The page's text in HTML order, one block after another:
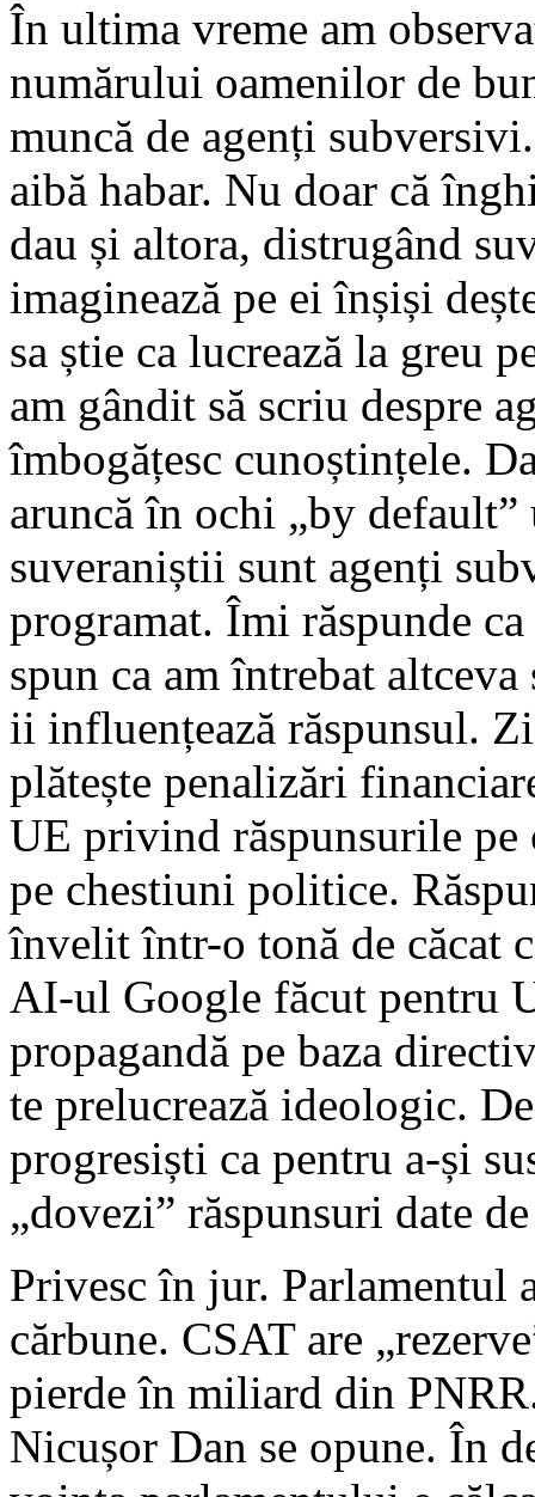
În ultima vreme am
numărului oamenilor de
muncă de agenți
aibă habar. Nu doar că
dau și altora, distrugând
imaginează pe ei înșiși
sa știe ca lucrează la greu
am gândit să scriu despre
îmbogățesc cunoștințele.
aruncă în ochi „by
suveraniștii sunt agenți
programat. Îmi răspunde
spun ca am întrebat
ii influențează răspunsul.
plătește penalizări
UE privind răspunsurile pe
pe chestiuni politice.
învelit într-o tonă de căcat
AI-ul Google făcut pentru
propagandă pe baza
te prelucrează ideologic.
progresiști ca pentru a-și
„dovezi” răspunsuri date
Privesc în jur. Parlamentul
cărbune. CSAT are
pierde în miliard din
Nicușor Dan se opune. În